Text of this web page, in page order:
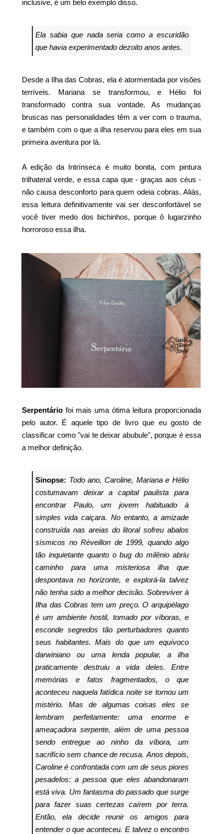
inclusive, é um belo exemplo disso.
Ela sabia que nada seria como a escuridão
que havia experimentado dezoito anos antes.
Desde a Ilha das Cobras, ela é atormentada por visões
terríveis. Mariana se transformou, e Hélio foi
transformado contra sua vontade. As mudanças
bruscas nas personalidades têm a ver com o trauma,
e também com o que a ilha reservou para eles em sua
primeira aventura por lá.
A edição da Intrínseca é muito bonita, com pintura
trilhateral verde, e essa capa que - graças aos céus -
não causa desconforto para quem odeia cobras. Aliás,
essa leitura definitivamente vai ser desconfortável se
você tiver medo dos bichinhos, porque ô lugarzinho
horroroso essa ilha.
Serpentário foi mais uma ótima leitura proporcionada
pelo autor. É aquele tipo de livro que eu gosto de
classificar como "vai te deixar abubule", porque é essa
a melhor definição.
Sinopse: Todo ano, Caroline, Mariana e Hélio
costumavam deixar a capital paulista para
encontrar Paulo, um jovem habituado à
simples vida caiçara. No entanto, a amizade
construída nas areias do litoral sofreu abalos
sísmicos no Réveillon de 1999, quando algo
tão inquietante quanto o bug do milênio abriu
caminho para uma misteriosa ilha que
despontava no horizonte, e explorá-la talvez
não tenha sido a melhor decisão.Sobreviver à
Ilha das Cobras tem um preço. O arquipélago
é um ambiente hostil, tomado por víboras, e
esconde segredos tão perturbadores quanto
seus habitantes. Mais do que um equívoco
darwiniano ou uma lenda popular, a ilha
praticamente destruiu a vida deles. Entre
memórias e fatos fragmentados, o que
aconteceu naquela fatídica noite se tornou um
mistério. Mas de algumas coisas eles se
lembram perfeitamente: uma enorme e
ameaçadora serpente, além de uma pessoa
sendo entregue ao ninho da víbora, um
sacrifício sem chance de recusa. Anos depois,
Caroline é confrontada com um de seus piores
pesadelos: a pessoa que eles abandonaram
está viva. Um fantasma do passado que surge
para fazer suas certezas caírem por terra.
Então, ela decide reunir os amigos para
entender o que aconteceu. E talvez o encontro